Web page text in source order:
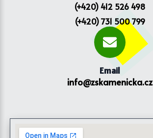
(+420) 412 526 498
(+420) 731 500 799
Email
info@zskamenicka.cz